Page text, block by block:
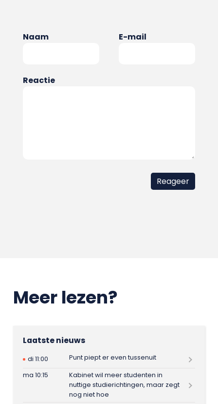
Naam E-mail
Reactie
Meer lezen?
Laatste nieuws
di 11:00
Punt piept er even tussenuit
ma 10:15
Kabinet wil meer studenten in
nuttige studierichtingen, maar zegt
nog niet hoe